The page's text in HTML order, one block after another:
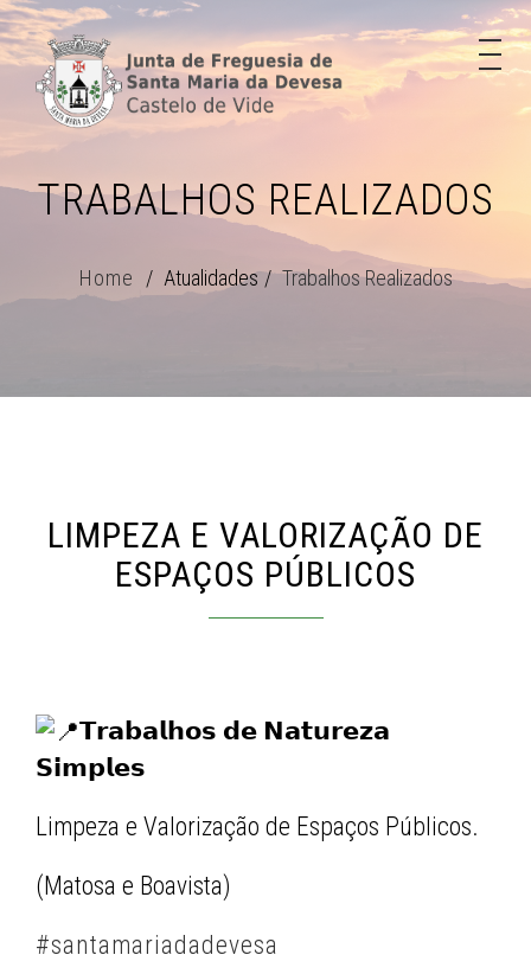
TRABALHOS REALIZADOS
Home Atualidades Trabalhos Realizados
LIMPEZA E VALORIZAÇÃO DE
ESPAÇOS PÚBLICOS
𝗧𝗿𝗮𝗯𝗮𝗹𝗵𝗼𝘀 𝗱𝗲 𝗡𝗮𝘁𝘂𝗿𝗲𝘇𝗮
𝗦𝗶𝗺𝗽𝗹𝗲𝘀
Limpeza e Valorização de Espaços Públicos.
(Matosa e Boavista)
#santamariadadevesa